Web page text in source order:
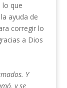
lo que
ayuda de
corregir lo
a Dios
Y
y se